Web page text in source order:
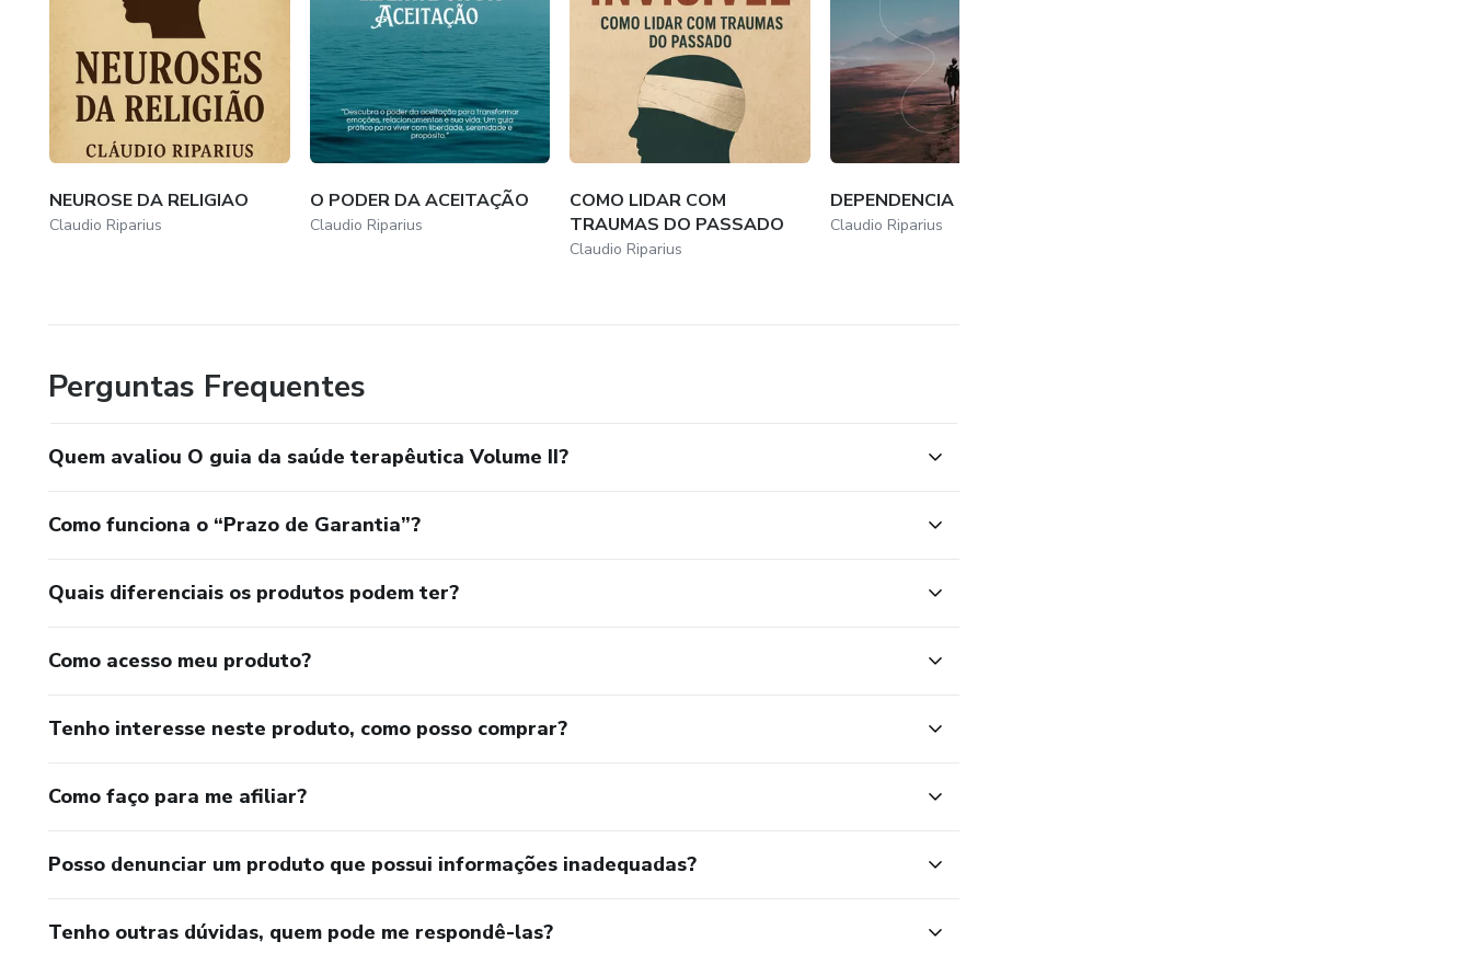
NEUROSE DA RELIGIAO
Claudio Riparius
O PODER DA ACEITAÇÃO
Claudio Riparius
COMO LIDAR COM
TRAUMAS DO PASSADO
Claudio Riparius
DEPENDENCIA EMOCIONAL
Claudio Riparius
Perguntas Frequentes
Quem avaliou O guia da saúde terapêutica Volume II?
Como funciona o “Prazo de Garantia”?
Quais diferenciais os produtos podem ter?
Como acesso meu produto?
Tenho interesse neste produto, como posso comprar?
Como faço para me afiliar?
Posso denunciar um produto que possui informações inadequadas?
Tenho outras dúvidas, quem pode me respondê-las?